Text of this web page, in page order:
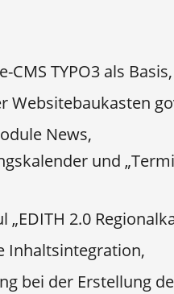
CMS TYPO3 als Basis,
Websitebaukasten
News,
und
„EDITH 2.0
Inhaltsintegration,
bei der Erstellung